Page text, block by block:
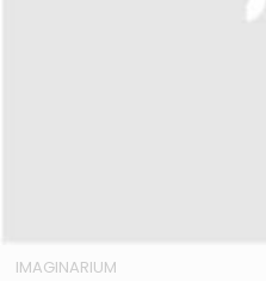
IMAGINARIUM